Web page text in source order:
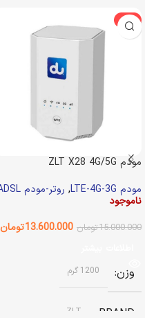
-9%
مودم ZLT X28 4G/5G
مودم LTE-4G-3G
, روتر-مودم ADSL
ناموجود
15.000.000تومان 13.600.000تومان
وزن 1200 گرم
BRAND
ZLT